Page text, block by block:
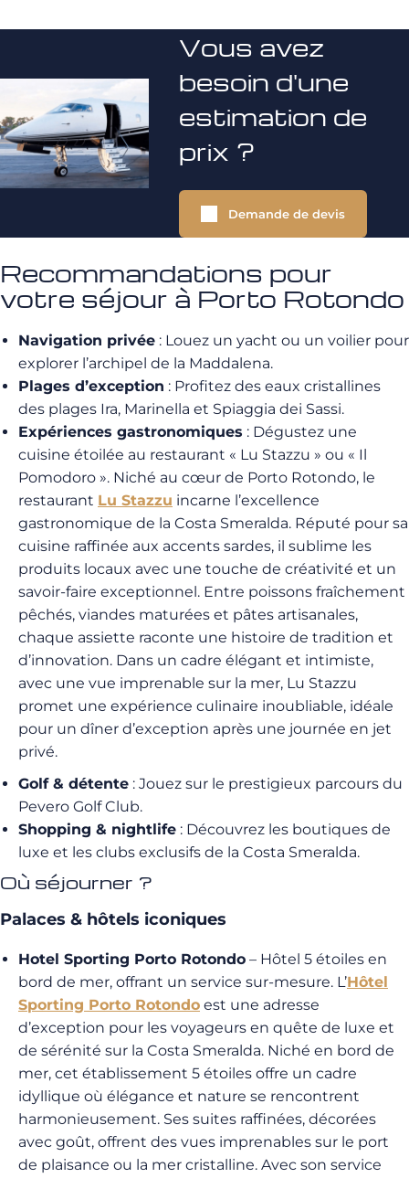
Vous avez
besoin d'une
estimation de
prix ?
Demande de devis
Recommandations pour
votre séjour à Porto Rotondo
Navigation privée : Louez un yacht ou un voilier pour
explorer l’archipel de la Maddalena.
Plages d’exception : Profitez des eaux cristallines
des plages Ira, Marinella et Spiaggia dei Sassi.
Expériences gastronomiques : Dégustez une
cuisine étoilée au restaurant « Lu Stazzu » ou « Il
Pomodoro ». Niché au cœur de Porto Rotondo, le
restaurant Lu Stazzu incarne l’excellence
gastronomique de la Costa Smeralda. Réputé pour sa
cuisine raffinée aux accents sardes, il sublime les
produits locaux avec une touche de créativité et un
savoir-faire exceptionnel. Entre poissons fraîchement
pêchés, viandes maturées et pâtes artisanales,
chaque assiette raconte une histoire de tradition et
d’innovation. Dans un cadre élégant et intimiste,
avec une vue imprenable sur la mer, Lu Stazzu
promet une expérience culinaire inoubliable, idéale
pour un dîner d’exception après une journée en jet
privé.
Golf & détente : Jouez sur le prestigieux parcours du
Pevero Golf Club.
Shopping & nightlife : Découvrez les boutiques de
luxe et les clubs exclusifs de la Costa Smeralda.
Où séjourner ?
Palaces & hôtels iconiques
Hotel Sporting Porto Rotondo – Hôtel 5 étoiles en
bord de mer, offrant un service sur-mesure. L’Hôtel
Sporting Porto Rotondo est une adresse
d’exception pour les voyageurs en quête de luxe et
de sérénité sur la Costa Smeralda. Niché en bord de
mer, cet établissement 5 étoiles offre un cadre
idyllique où élégance et nature se rencontrent
harmonieusement. Ses suites raffinées, décorées
avec goût, offrent des vues imprenables sur le port
de plaisance ou la mer cristalline. Avec son service